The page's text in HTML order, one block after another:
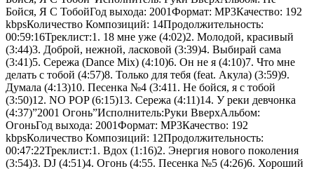
Бойся, Я С ТобойГод выхода: 2001Формат: MP3Качество: 192
kbpsКоличество Композиций: 14Продолжительность:
00:59:16Треклист:1. 18 мне уже (4:02)2. Молодой, красивый
(3:44)3. Доброй, нежной, ласковой (3:39)4. Выбирай сама
(3:41)5. Сережа (Dance Mix) (4:10)6. Он не я (4:10)7. Что мне
делать с тобой (4:57)8. Только для тебя (feat. Акула) (3:59)9.
Думала (4:13)10. Песенка №4 (3:411. Не бойся, я с тобой
(3:50)12. NO POP (6:15)13. Сережа (4:11)14. У реки девчонка
(4:37)”2001 Огонь”Исполнитель:Руки ВверхАльбом:
ОгоньГод выхода: 2001Формат: MP3Качество: 192
kbpsКоличество Композиций: 12Продолжительность:
00:47:22Треклист:1. Вдох (1:16)2. Энергия нового поколения
(3:54)3. DJ (4:51)4. Огонь (4:55. Песенка №5 (4:26)6. Хороший